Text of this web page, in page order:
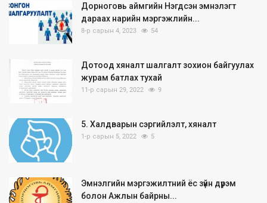
Дорноговь аймгийн Нэгдсэн эмнэлэгт
дараах нарийн мэргэжлийн...
8-р сарын 4, 2023 54
Дотоод хяналт шалгалт зохион байгуулах
журам батлах тухай
11-р сарын 29, 2022 9
5. Халдварын сэргийлэлт, хяналт
1-р сарын 5, 2022 5
Эмнэлгийн мэргэжилтний ёс зүйн дүрэм
болон Ажлын байрны...